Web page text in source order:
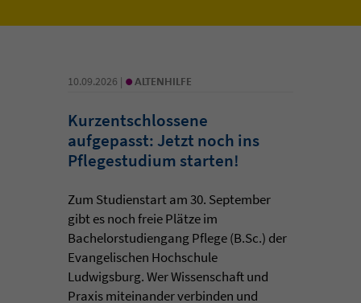
10.09.2026 | • ALTENHILFE
Kurzentschlossene
aufgepasst: Jetzt noch ins
Pflegestudium starten!
Zum Studienstart am 30. September
gibt es noch freie Plätze im
Bachelorstudiengang Pflege (B.Sc.) der
Evangelischen Hochschule
Ludwigsburg. Wer Wissenschaft und
Praxis miteinander verbinden und